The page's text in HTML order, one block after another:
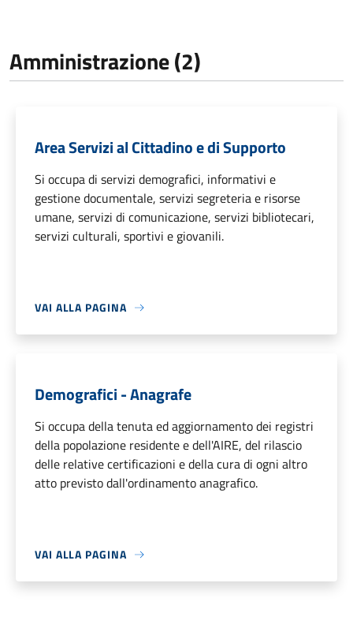
Amministrazione (2)
Area Servizi al Cittadino e di Supporto
Si occupa di servizi demografici, informativi e
gestione documentale, servizi segreteria e risorse
umane, servizi di comunicazione, servizi bibliotecari,
servizi culturali, sportivi e giovanili.
VAI ALLA PAGINA
Demografici - Anagrafe
Si occupa della tenuta ed aggiornamento dei registri
della popolazione residente e dell'AIRE, del rilascio
delle relative certificazioni e della cura di ogni altro
atto previsto dall'ordinamento anagrafico.
VAI ALLA PAGINA